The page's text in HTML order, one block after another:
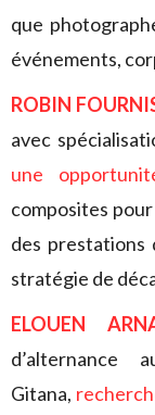
que
événements,
ROBIN
avec
une
composites
des prestations
stratégie de
ELOUEN
Gitana,